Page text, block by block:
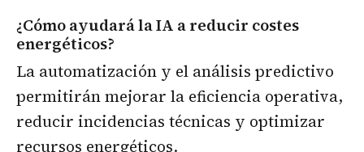
¿Cómo ayudará la IA a reducir costes
energéticos?
La automatización y el análisis predictivo
permitirán mejorar la eficiencia operativa,
reducir incidencias técnicas y optimizar
recursos energéticos.